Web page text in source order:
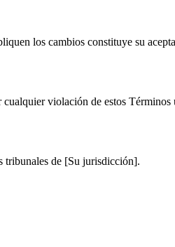
los cambios constituye su
violación de estos Términos
tribunales de [Su jurisdicción].